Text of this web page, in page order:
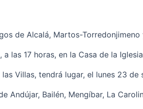
de Alcalá, Martos-
las 17 horas, en la Casa de la
Villas, tendrá lugar, el lunes 23
Bailén, Mengíbar, La